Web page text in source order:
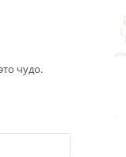
чудо.